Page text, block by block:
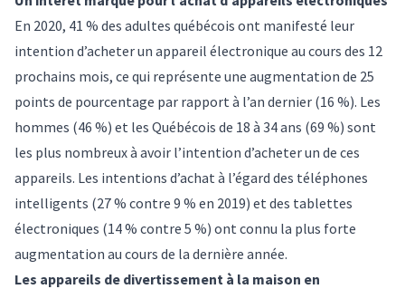
En 2020, 41 % des adultes québécois ont manifesté leur
intention d’acheter un appareil électronique au cours des 12
prochains mois, ce qui représente une augmentation de 25
points de pourcentage par rapport à l’an dernier (16 %). Les
hommes (46 %) et les Québécois de 18 à 34 ans (69 %) sont
les plus nombreux à avoir l’intention d’acheter un de ces
appareils. Les intentions d’achat à l’égard des téléphones
intelligents (27 % contre 9 % en 2019) et des tablettes
électroniques (14 % contre 5 %) ont connu la plus forte
augmentation au cours de la dernière année.
Les appareils de divertissement à la maison en